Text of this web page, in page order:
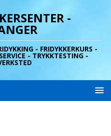
-
- FRIDYKKERKURS -
- TRYKKTESTING -